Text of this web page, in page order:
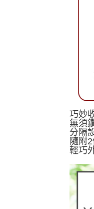
巧妙
無須
分隔
隨附
輕巧